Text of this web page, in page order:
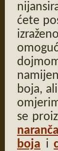
ćete
boja,
se
boja i